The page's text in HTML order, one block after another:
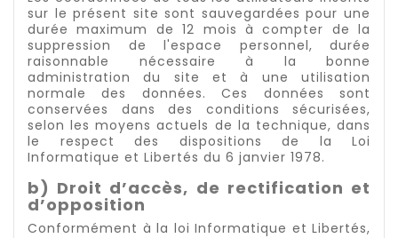
sur le présent site sont sauvegardées pour une
durée maximum de 12 mois à compter de la
suppression de l'espace personnel, durée
raisonnable nécessaire à la bonne
administration du site et à une utilisation
normale des données. Ces données sont
conservées dans des conditions sécurisées,
selon les moyens actuels de la technique, dans
le respect des dispositions de la Loi
Informatique et Libertés du 6 janvier 1978.
b) Droit d’accès, de rectification et
d’opposition
Conformément à la loi Informatique et Libertés,